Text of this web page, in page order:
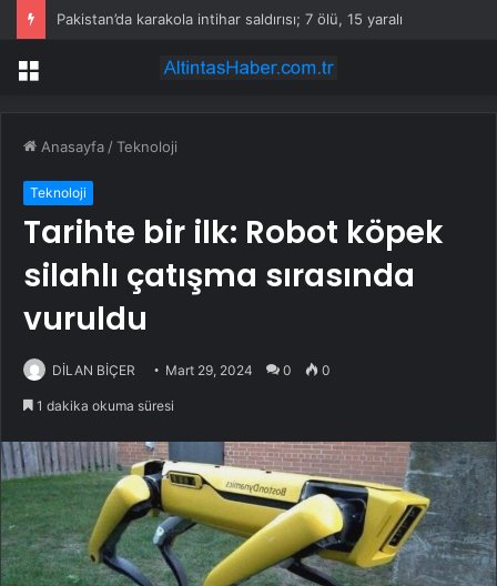
Pakistan’da karakola intihar saldırısı; 7 ölü, 15 yaralı
Menü
Anasayfa /Teknoloji
Teknoloji
Tarihte bir ilk: Robot köpek
silahlı çatışma sırasında
vuruldu
DİLAN BİÇER Mart 29, 2024 0 0
1 dakika okuma süresi